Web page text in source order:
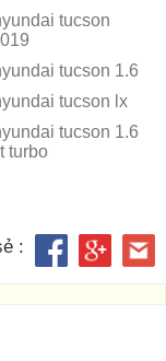
tucson
tucson 1.6
tucson lx
tucson 1.6
turbo
: